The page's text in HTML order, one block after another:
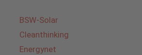
BSW-Solar
Cleanthinking
Energynet